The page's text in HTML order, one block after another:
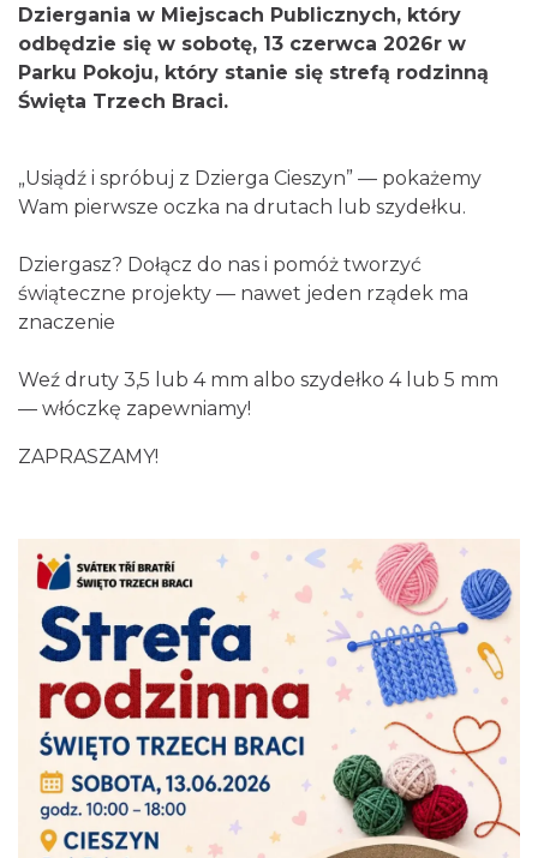
Cieszyn
2026-08-09
0.08 km
0.08 km
Cieszyn
2026-08-23
0.08 km
Dziergania w Miejscach Publicznych, który
odbędzie się w sobotę, 13 czerwca 2026r w
Parku Pokoju, który stanie się strefą rodzinną
Święta Trzech Braci.
„Usiądź i spróbuj z Dzierga Cieszyn” — pokażemy
Wam pierwsze oczka na drutach lub szydełku.
Dziergasz? Dołącz do nas i pomóż tworzyć
świąteczne projekty — nawet jeden rządek ma
znaczenie
Weź druty 3,5 lub 4 mm albo szydełko 4 lub 5 mm
— włóczkę zapewniamy!
ZAPRASZAMY!